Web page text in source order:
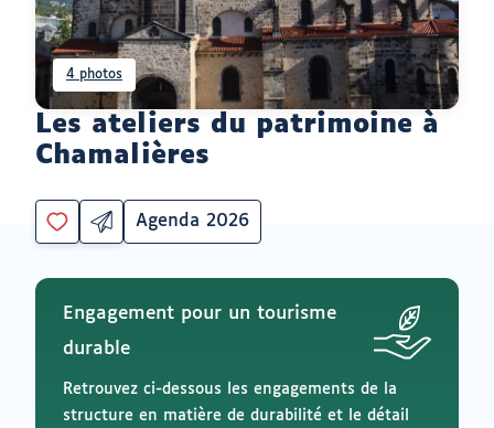
Les ateliers du patrimoine à
Chamalières
4 photos
Vous
être
pour
ajouter
mes
envies
Partager
par
ouvrir
un
de
Catégorie
Agenda 2026
Engagement pour un tourisme
durable
Retrouvez ci-dessous les engagements de la
structure en matière de durabilité et le détail